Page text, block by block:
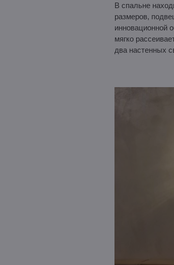
В спальне
размеров,
инновационной
мягко
два настенных